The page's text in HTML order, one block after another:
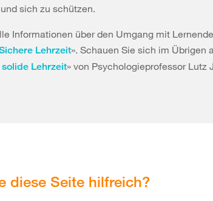
sich zu schützen.
Informationen über den Umgang mit
Lehrzeit». Schauen Sie sich im Übrigen
Lehrzeit» von Psychologieprofessor Lutz
diese Seite hilfreich?